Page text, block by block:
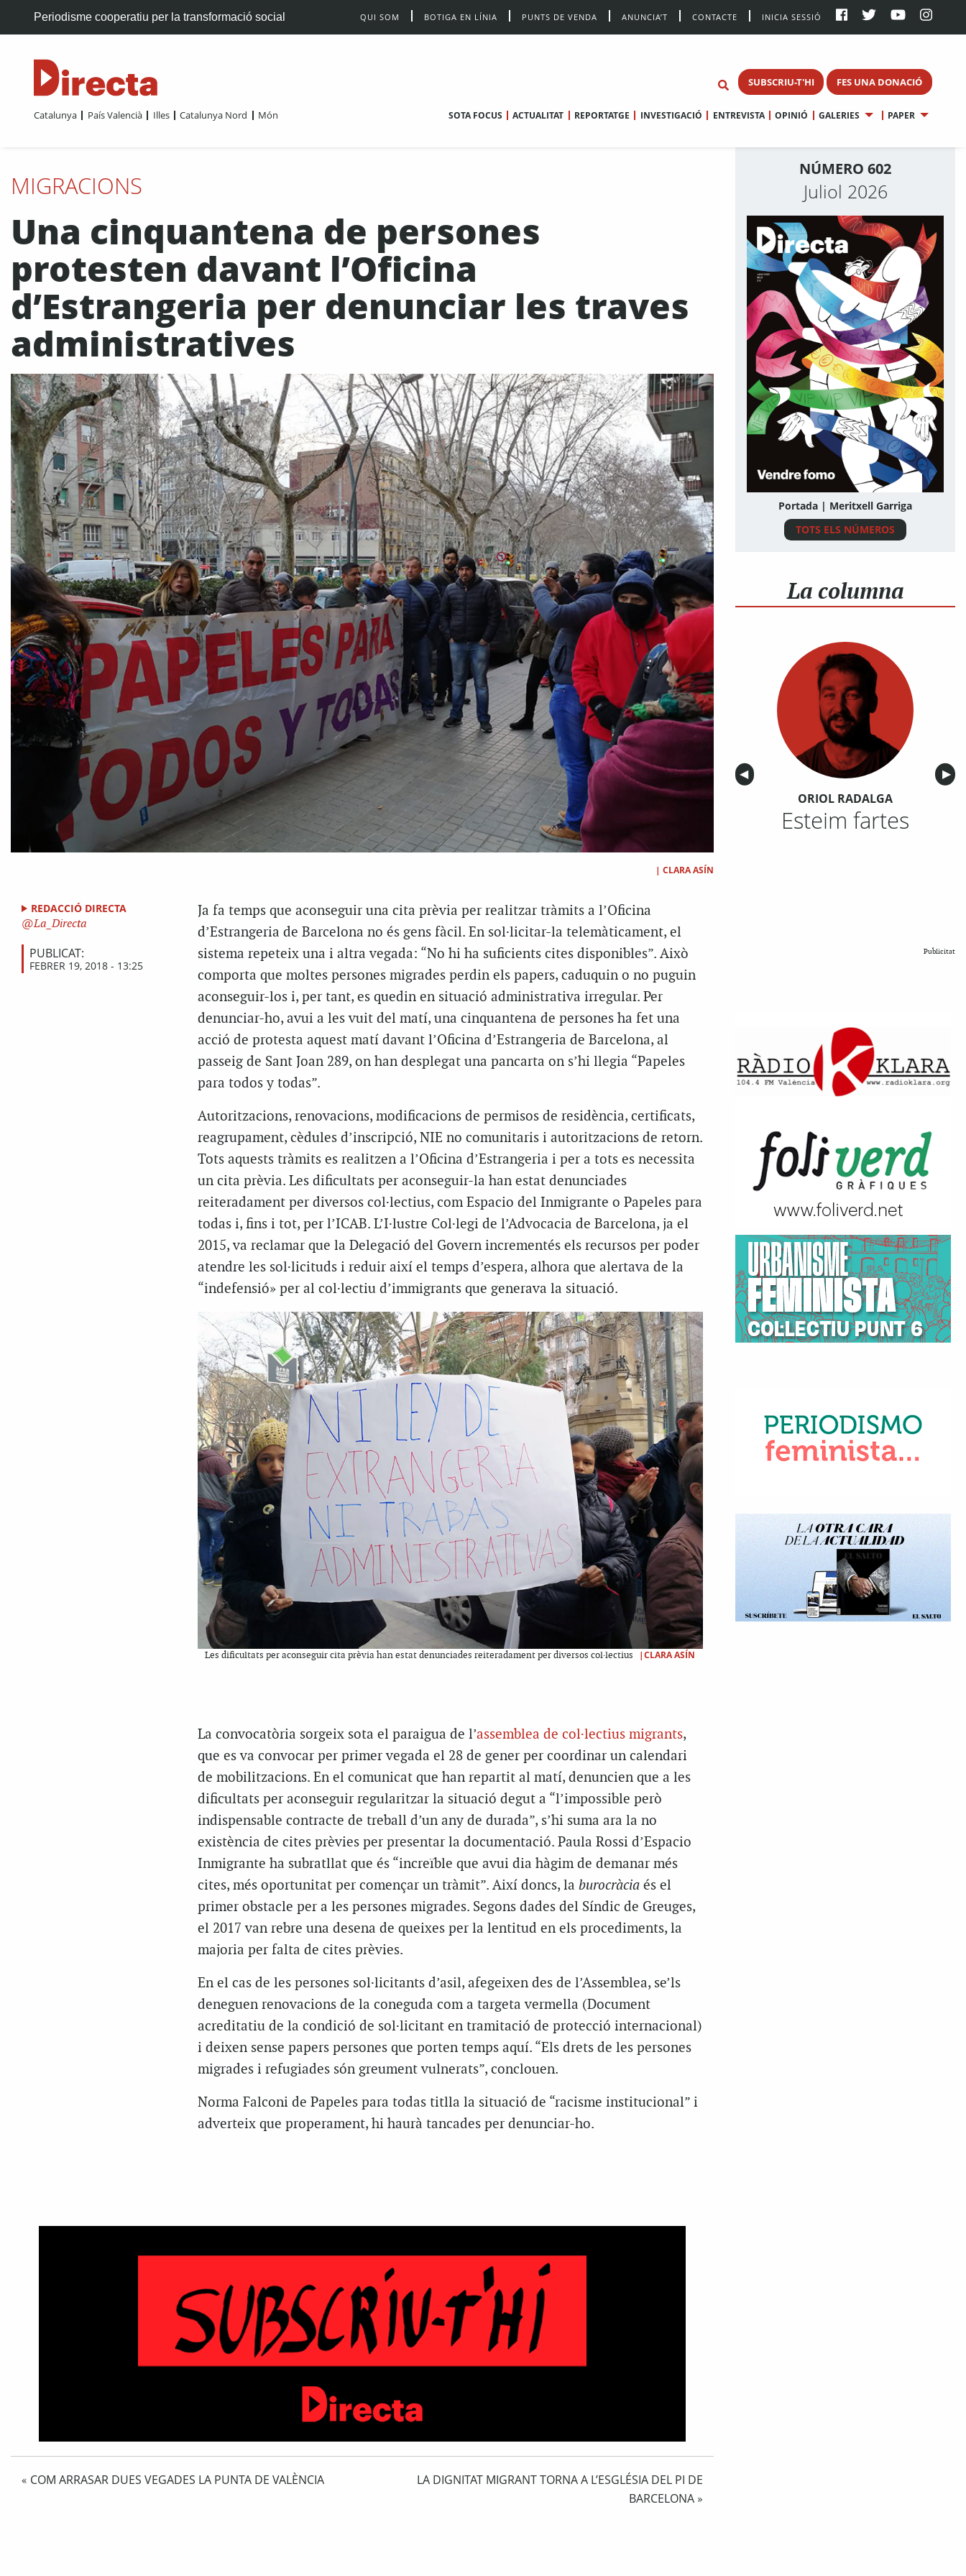
Periodisme cooperatiu per la transformació social QUI SOM BOTIGA EN LÍNIA PUNTS DE VENDA ANUNCIA’T CONTACTE INICIA SESSIÓ
SUBSCRIU-T'HI FES UNA DONACIÓ
Catalunya País Valencià Illes Catalunya Nord Món SOTA FOCUS ACTUALITAT REPORTATGE INVESTIGACIÓ ENTREVISTA OPINIÓ GALERIES PAPER
MIGRACIONS
Una cinquantena de persones
protesten davant l’Oficina
d’Estrangeria per denunciar les traves
administratives
| CLARA ASÍN
REDACCIÓ DIRECTA
La_Directa
PUBLICAT:
FEBRER 19, 2018 - 13:25
Ja fa temps que aconseguir una cita prèvia per realitzar tràmits a l’Oficina
d’Estrangeria de Barcelona no és gens fàcil. En sol·licitar-la telemàticament, el
sistema repeteix una i altra vegada: “No hi ha suficients cites disponibles”. Això
comporta que moltes persones migrades perdin els papers, caduquin o no puguin
aconseguir-los i, per tant, es quedin en situació administrativa irregular. Per
denunciar-ho, avui a les vuit del matí, una cinquantena de persones ha fet una
acció de protesta aquest matí davant l’Oficina d’Estrangeria de Barcelona, al
passeig de Sant Joan 289, on han desplegat una pancarta on s’hi llegia “Papeles
para todos y todas”.
Autoritzacions, renovacions, modificacions de permisos de residència, certificats,
reagrupament, cèdules d’inscripció, NIE no comunitaris i autoritzacions de retorn.
Tots aquests tràmits es realitzen a l’Oficina d’Estrangeria i per a tots es necessita
un cita prèvia. Les dificultats per aconseguir-la han estat denunciades
reiteradament per diversos col·lectius, com Espacio del Inmigrante o Papeles para
todas i, fins i tot, per l’ICAB. L’I·lustre Col·legi de l’Advocacia de Barcelona, ja el
2015, va reclamar que la Delegació del Govern incrementés els recursos per poder
atendre les sol·licituds i reduir així el temps d’espera, alhora que alertava de la
“indefensió» per al col·lectiu d’immigrants que generava la situació.
Les dificultats per aconseguir cita prèvia han estat denunciades reiteradament per diversos col·lectius |CLARA ASÍN
La convocatòria sorgeix sota el paraigua de l’assemblea de col·lectius migrants,
que es va convocar per primer vegada el 28 de gener per coordinar un calendari
de mobilitzacions. En el comunicat que han repartit al matí, denuncien que a les
dificultats per aconseguir regularitzar la situació degut a “l’impossible però
indispensable contracte de treball d’un any de durada”, s’hi suma ara la no
existència de cites prèvies per presentar la documentació. Paula Rossi d’Espacio
Inmigrante ha subratllat que és “increïble que avui dia hàgim de demanar més
cites, més oportunitat per començar un tràmit”. Així doncs, la burocràciaés el
primer obstacle per a les persones migrades. Segons dades del Síndic de Greuges,
el 2017 van rebre una desena de queixes per la lentitud en els procediments, la
majoria per falta de cites prèvies.
En el cas de les persones sol·licitants d’asil, afegeixen des de l’Assemblea, se’ls
deneguen renovacions de la coneguda com a targeta vermella (Document
acreditatiu de la condició de sol·licitant en tramitació de protecció internacional)
i deixen sense papers persones que porten temps aquí. “Els drets de les persones
migrades i refugiades són greument vulnerats”, conclouen.
Norma Falconi de Papeles para todas titlla la situació de “racisme institucional” i
adverteix que properament, hi haurà tancades per denunciar-ho.
« COM ARRASAR DUES VEGADES LA PUNTA DE VALÈNCIA
LA DIGNITAT MIGRANT TORNA A L’ESGLÉSIA DEL PI DE
BARCELONA »
NÚMERO 602
Juliol 2026
Portada | Meritxell Garriga
TOTS ELS NÚMEROS
La columna
Anterior
◀︎ ▶︎
ORIOL RADALGA
Esteim fartes
Publicitat